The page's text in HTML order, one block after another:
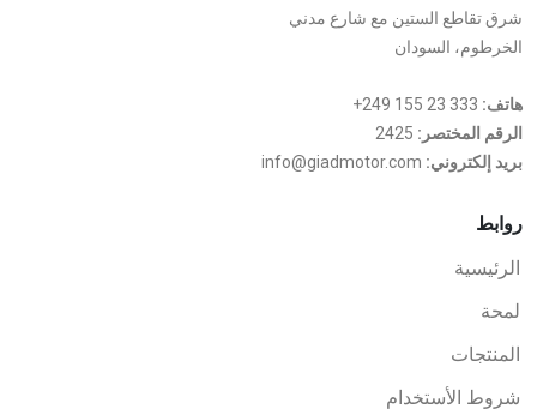
شرق تقاطع الستين مع شارع مدني
الخرطوم، السودان
هاتف: +249 155 23 333
الرقم المختصر:
بريد إلكتروني:
روابط
الرئيسية
لمحة
المنتجات
شروط الأستخدام